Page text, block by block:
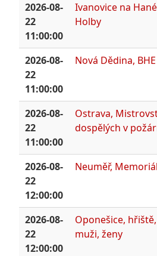
2026-08-
22
11:00:00
Ivanovice na
Holby
2026-08-
22
11:00:00
Nová Dědina,
2026-08-
22
11:00:00
Ostrava,
dospělých v
2026-08-
22
12:00:00
Neuměř,
2026-08-
22
12:00:00
Oponešice,
muži, ženy